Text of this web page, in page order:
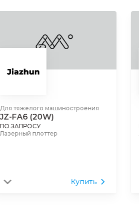
Для тяжелого машиностроения
JZ-FA6 (20W)
ПО ЗАПРОСУ
Лазерный плоттер
Купить